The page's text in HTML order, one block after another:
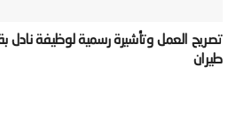
طيران‬